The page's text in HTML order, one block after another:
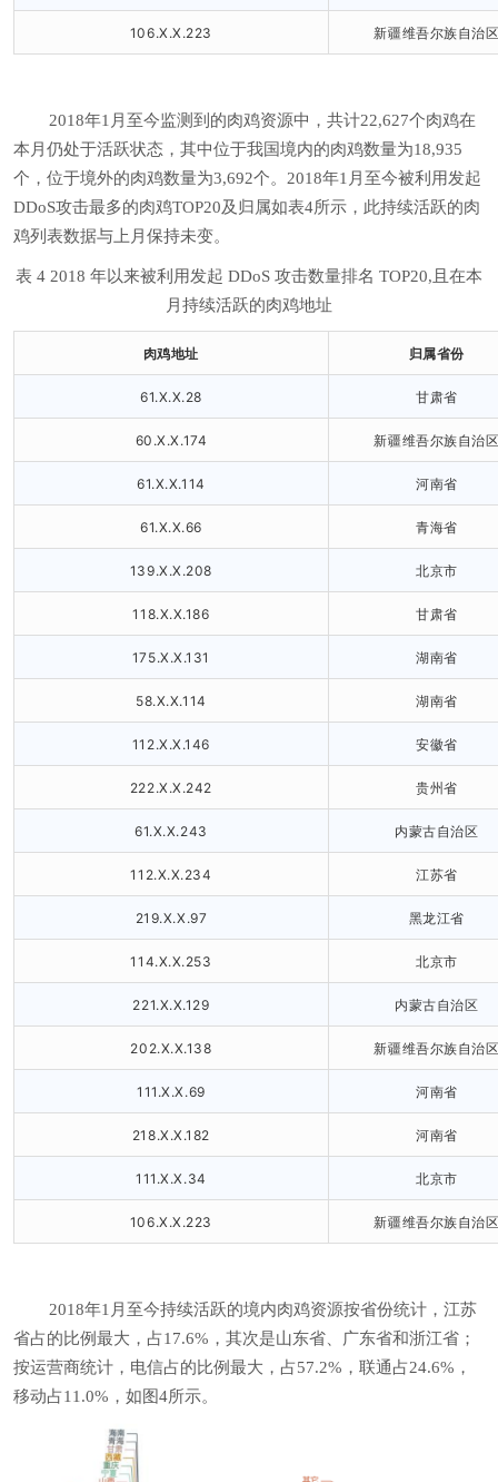
106.X.X.223 新疆维吾尔族自治
2018年1月至今监测到的肉鸡资源中，共计22,627个肉鸡在
本月仍处于活跃状态，其中位于我国境内的肉鸡数量为18,935
个，位于境外的肉鸡数量为3,692个。2018年1月至今被利用发起
DDoS攻击最多的肉鸡TOP20及归属如表4所示，此持续活跃的肉
鸡列表数据与上月保持未变。
表 4 2018 年以来被利用发起 DDoS 攻击数量排名 TOP20,且在本
月持续活跃的肉鸡地址
肉鸡地址 归属省份
61.X.X.28 甘肃省
60.X.X.174 新疆维吾尔族自治
61.X.X.114 河南省
61.X.X.66 青海省
139.X.X.208 北京市
118.X.X.186 甘肃省
175.X.X.131 湖南省
58.X.X.114 湖南省
112.X.X.146 安徽省
222.X.X.242 贵州省
61.X.X.243 内蒙古自治区
112.X.X.234 江苏省
219.X.X.97 黑龙江省
114.X.X.253 北京市
221.X.X.129 内蒙古自治区
202.X.X.138 新疆维吾尔族自治
111.X.X.69 河南省
218.X.X.182 河南省
111.X.X.34 北京市
106.X.X.223 新疆维吾尔族自治
2018年1月至今持续活跃的境内肉鸡资源按省份统计，江苏
省占的比例最大，占17.6%，其次是山东省、广东省和浙江省；
按运营商统计，电信占的比例最大，占57.2%，联通占24.6%，
移动占11.0%，如图4所示。